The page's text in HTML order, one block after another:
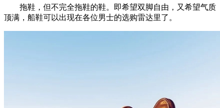
拖鞋，但不完全拖鞋的鞋。即希望双脚自由，又希望气质
顶满，船鞋可以出现在各位男士的选购雷达里了。